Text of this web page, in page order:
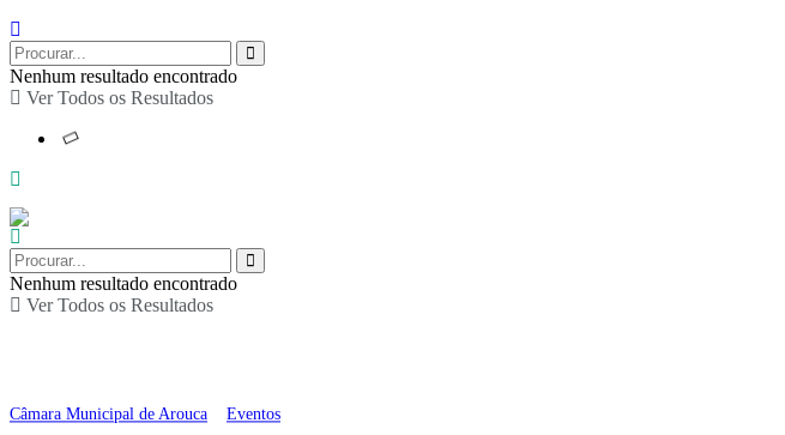
Nenhum resultado encontrado
Ver Todos os Resultados
Nenhum resultado encontrado
Ver Todos os Resultados
Câmara Municipal de Arouca Eventos